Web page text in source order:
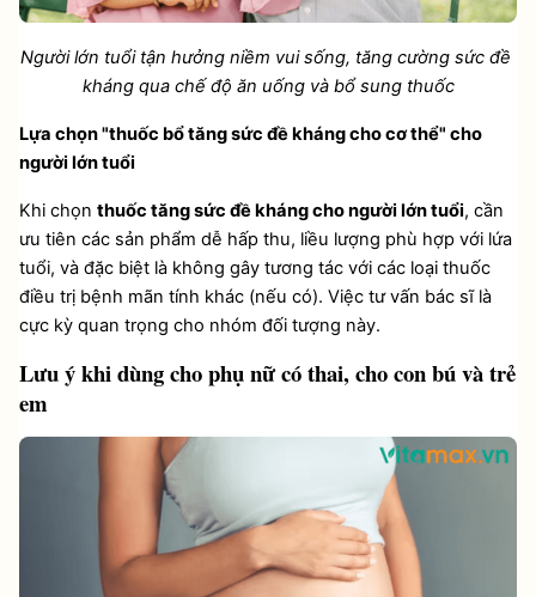
Người lớn tuổi tận hưởng niềm vui sống, tăng cường sức đề
kháng qua chế độ ăn uống và bổ sung thuốc
Lựa chọn "thuốc bổ tăng sức đề kháng cho cơ thể" cho
người lớn tuổi
Khi chọn thuốc tăng sức đề kháng cho người lớn tuổi, cần
ưu tiên các sản phẩm dễ hấp thu, liều lượng phù hợp với lứa
tuổi, và đặc biệt là không gây tương tác với các loại thuốc
điều trị bệnh mãn tính khác (nếu có). Việc tư vấn bác sĩ là
cực kỳ quan trọng cho nhóm đối tượng này.
Lưu ý khi dùng cho phụ nữ có thai, cho con bú và trẻ
em